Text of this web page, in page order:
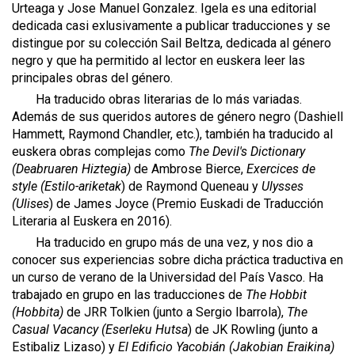
Urteaga y Jose Manuel Gonzalez. Igela es una editorial
dedicada casi exlusivamente a publicar traducciones y se
distingue por su colección Sail Beltza, dedicada al género
negro y que ha permitido al lector en euskera leer las
principales obras del género.
Ha traducido obras literarias de lo más variadas.
Además de sus queridos autores de género negro (Dashiell
Hammett, Raymond Chandler, etc.), también ha traducido al
euskera obras complejas como The Devil's Dictionary
(Deabruaren Hiztegia) de Ambrose Bierce, Exercices de
style (Estilo-ariketak) de Raymond Queneau y Ulysses
(Ulises) de James Joyce (Premio Euskadi de Traducción
Literaria al Euskera en 2016).
Ha traducido en grupo más de una vez, y nos dio a
conocer sus experiencias sobre dicha práctica traductiva en
un curso de verano de la Universidad del País Vasco. Ha
trabajado en grupo en las traducciones de The Hobbit
(Hobbita) de JRR Tolkien (junto a Sergio Ibarrola), The
Casual Vacancy (Eserleku Hutsa) de JK Rowling (junto a
Estibaliz Lizaso) y El Edificio Yacobián (Jakobian Eraikina)